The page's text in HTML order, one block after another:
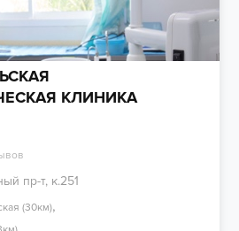
КЛИНИКА
пр-т, к.251
(30км),